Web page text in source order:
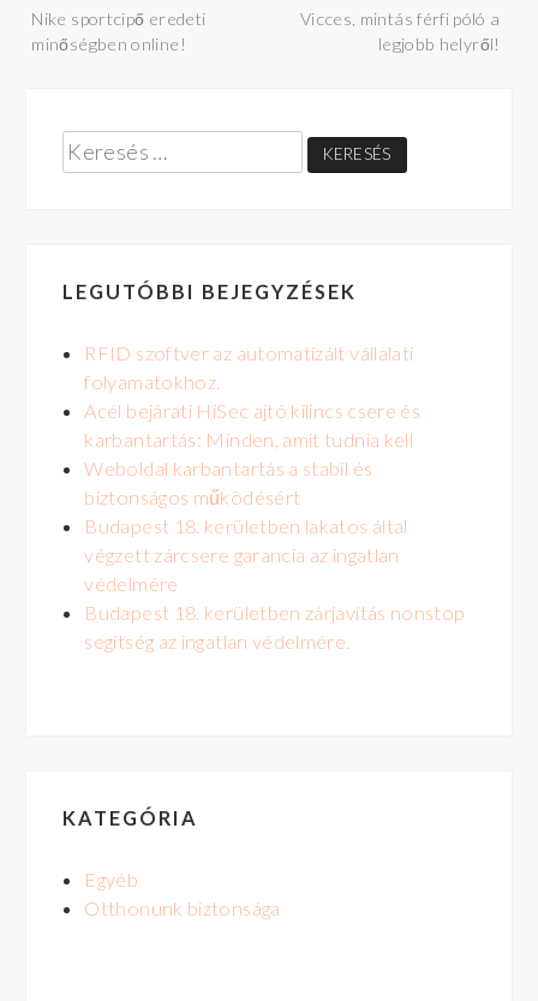
Bejegyzés
Nike sportcipő eredeti
minőségben online!
Vicces, mintás férfi póló a
legjobb helyről!
Keresés:
LEGUTÓBBI BEJEGYZÉSEK
RFID szoftver az automatizált vállalati
folyamatokhoz.
Acél bejárati HiSec ajtó kilincs csere és
karbantartás: Minden, amit tudnia kell
Weboldal karbantartás a stabil és
biztonságos működésért
Budapest 18. kerületben lakatos által
végzett zárcsere garancia az ingatlan
védelmére
Budapest 18. kerületben zárjavítás nonstop
segítség az ingatlan védelmére.
KATEGÓRIA
Egyéb
Otthonunk biztonsága